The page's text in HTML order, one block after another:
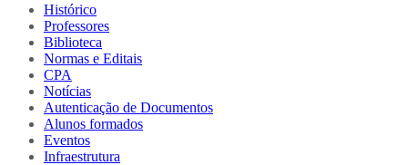
Histórico
Professores
Biblioteca
Normas e Editais
CPA
Notícias
Autenticação de Documentos
Alunos formados
Eventos
Infraestrutura